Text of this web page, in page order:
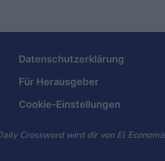
Datenschutzerklärung
Für Herausgeber
Cookie-Einstellungen
Crossword wird dir von El